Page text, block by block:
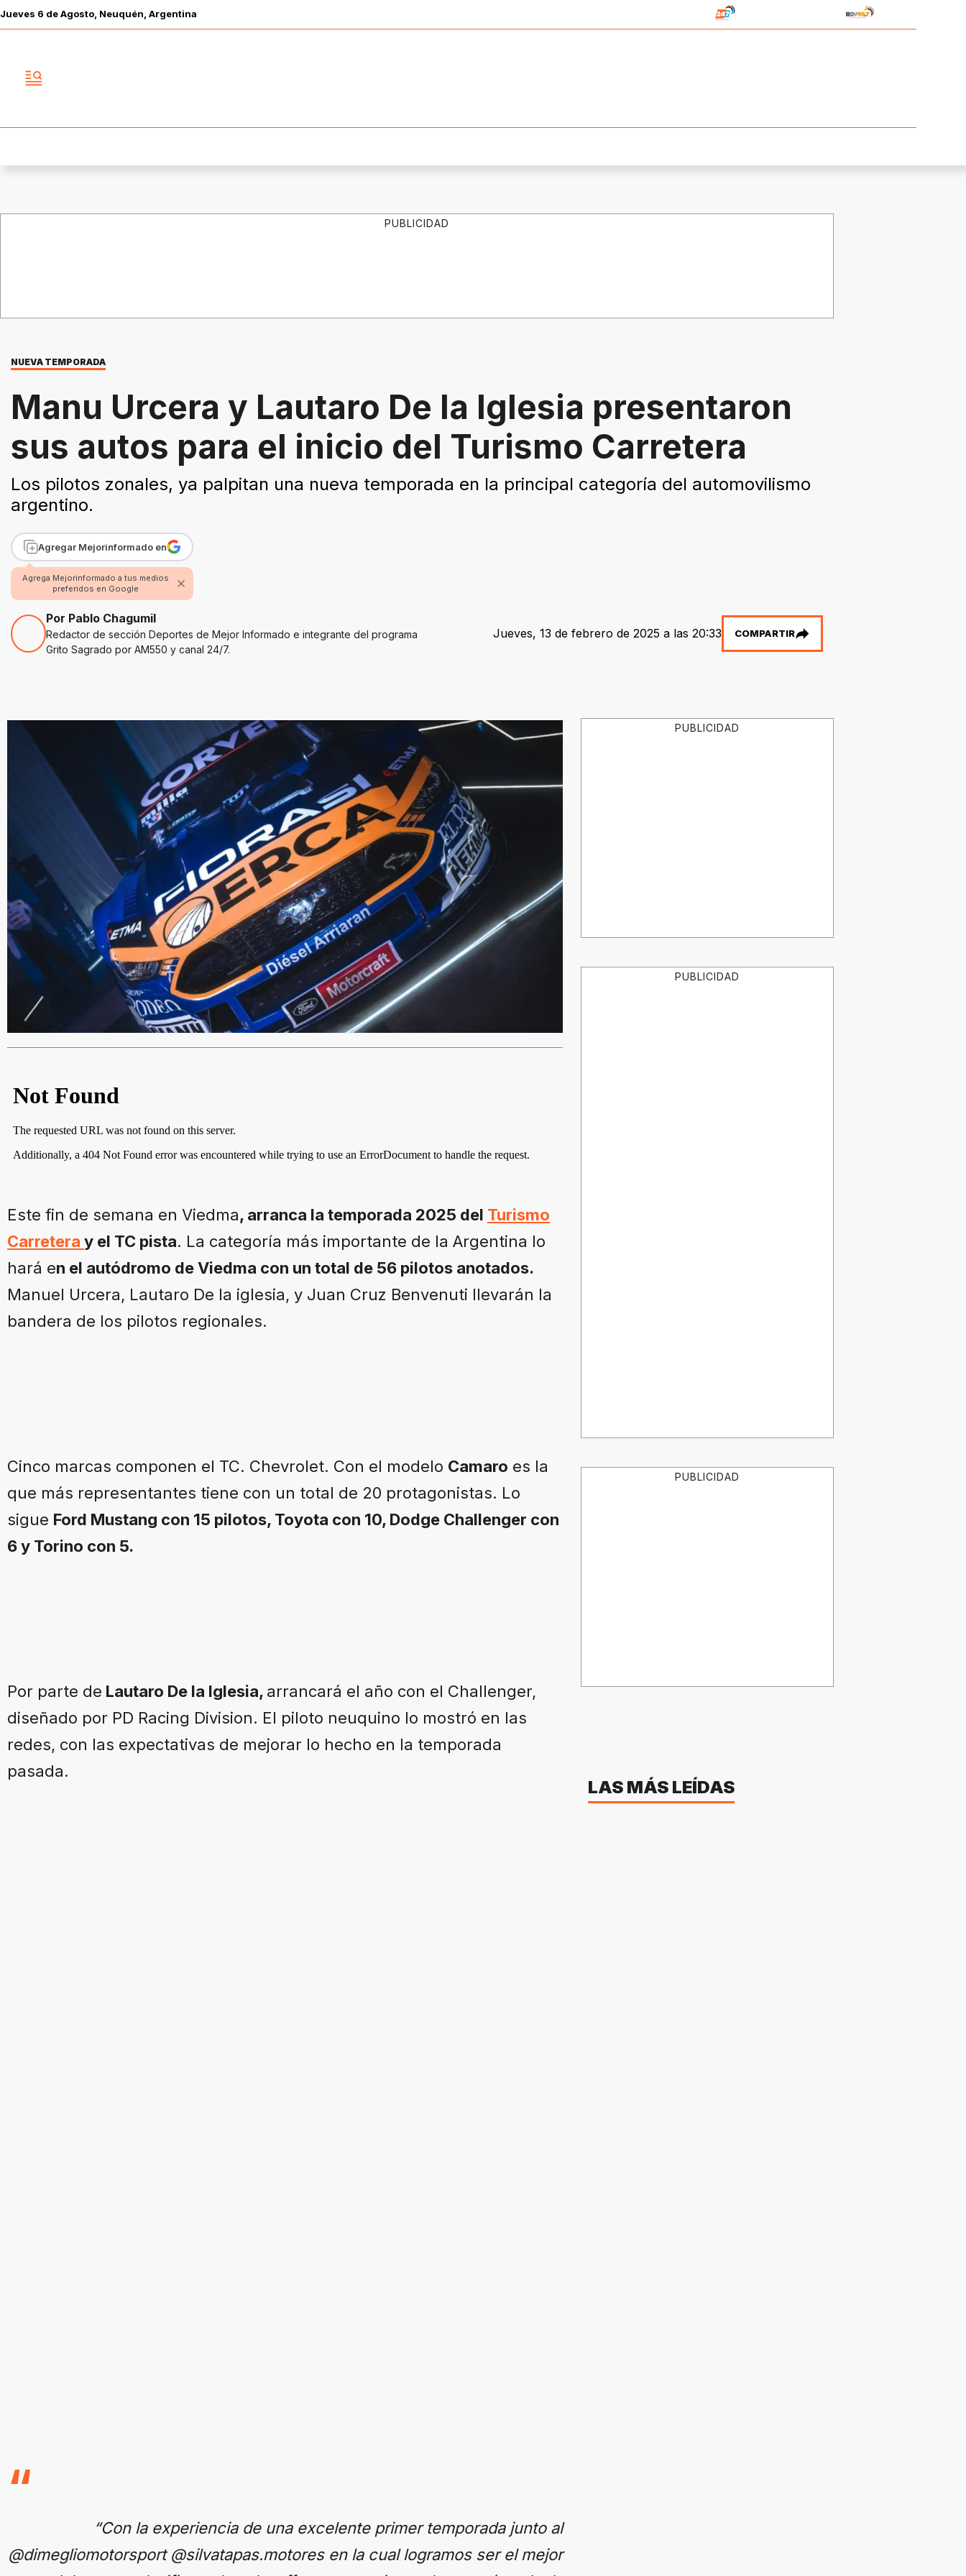
Jueves 6 deAgosto , Neuquén, Argentina
PUBLICIDAD
NUEVA TEMPORADA
Manu Urcera y Lautaro De la Iglesia presentaron
sus autos para el inicio del Turismo Carretera
Los pilotos zonales, ya palpitan una nueva temporada en la principal categoría del automovilismo
argentino.
Agregar Mejorinformado en
Agrega Mejorinformado a tus medios
preferidos en Google
Por Pablo Chagumil
Redactor de sección Deportes de Mejor Informado e integrante del programa
Grito Sagrado por AM550 y canal 24/7.
Jueves, 13 de febrero de 2025 a las 20:33 COMPARTIR
Este fin de semana en Viedma, arranca la temporada 2025 del Turismo
Carretera y el TC pista. La categoría más importante de la Argentina lo
hará en el autódromo de Viedma con un total de 56 pilotos anotados.
Manuel Urcera, Lautaro De la iglesia, y Juan Cruz Benvenuti llevarán la
bandera de los pilotos regionales.
Cinco marcas componen el TC. Chevrolet. Con el modelo Camaro es la
que más representantes tiene con un total de 20 protagonistas. Lo
sigue Ford Mustang con 15 pilotos, Toyota con 10, Dodge Challenger con
6 y Torino con 5.
Por parte de Lautaro De la Iglesia, arrancará el año con el Challenger,
diseñado por PD Racing Division. El piloto neuquino lo mostró en las
redes, con las expectativas de mejorar lo hecho en la temporada
pasada.
“Con la experiencia de una excelente primer temporada junto al
@dimegliomotorsport @silvatapas.motores en la cual logramos ser el mejor
PUBLICIDAD
PUBLICIDAD
PUBLICIDAD
LAS MÁS LEÍDAS